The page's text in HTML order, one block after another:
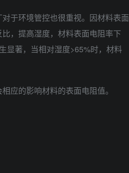
于环境管控也很重视。因材料表面
，提高湿度，材料表面电阻率下
显著，当相对湿度>65%时，材料
应的影响材料的表面电阻值。